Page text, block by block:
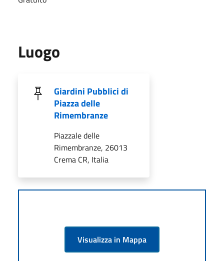
Luogo
Giardini Pubblici di
Piazza delle
Rimembranze
Piazzale delle
Rimembranze, 26013
Crema CR, Italia
Visualizza in Mappa